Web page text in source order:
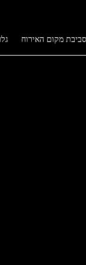
סביבת מקום האירוח